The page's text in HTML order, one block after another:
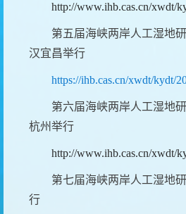
http://www.ihb.cas.cn/xwdt/
第五届海峡两岸人工湿地
汉宜昌举行
https://ihb.cas.cn/xwdt/kydt/
第六届海峡两岸人工湿地
杭州举行
http://www.ihb.cas.cn/xwdt/
第七届海峡两岸人工湿地
行